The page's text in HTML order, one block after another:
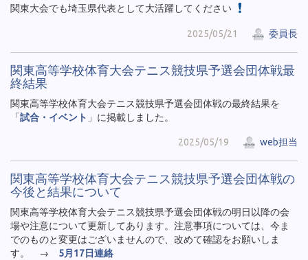
関東大会でも埼玉県代表として大活躍してください
2025/05/21 委員長
関東高等学校体育大会テニス競技県予選会団体戦最
終結果
関東高等学校体育大会テニス競技県予選会団体戦の最終結果を
「試合・イベント 」に掲載しました。
2025/05/19 web担当
関東高等学校体育大会テニス競技県予選会団体戦の
今後と結果について
関東高等学校体育大会テニス競技県予選会団体戦の明日以降の会
場や注意について更新してあります。注意事項については、今ま
でのものと変更はございませんので、改めて確認をお願いしま
す。 → 5月17日連絡